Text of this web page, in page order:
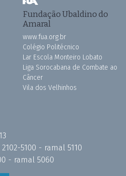
Fundação Ubaldino do
Amaral
www.fua.org.br
Colégio Politécnico
Lar Escola Monteiro Lobato
Liga Sorocabana de Combate ao
Câncer
Vila dos Velhinhos
2102-5100 - ramal 5110
- ramal 5060